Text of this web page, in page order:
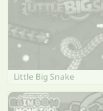
Little Big Snake